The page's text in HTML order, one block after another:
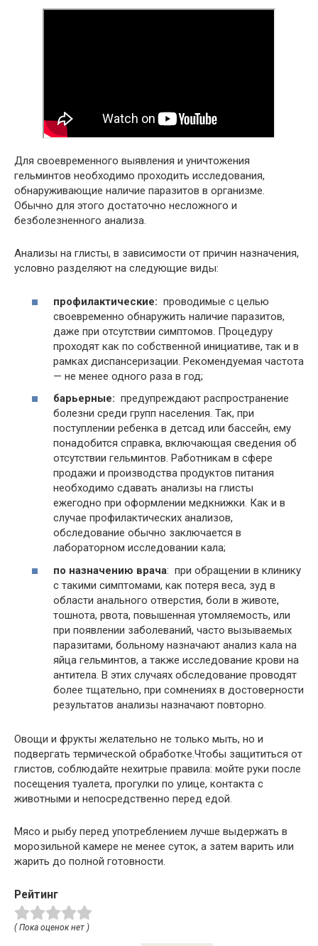
Для своевременного выявления и уничтожения
гельминтов необходимо проходить исследования,
обнаруживающие наличие паразитов в организме.
Обычно для этого достаточно несложного и
безболезненного анализа.
Анализы на глисты, в зависимости от причин назначения,
условно разделяют на следующие виды:
профилактические: проводимые с целью
своевременно обнаружить наличие паразитов,
даже при отсутствии симптомов. Процедуру
проходят как по собственной инициативе, так и в
рамках диспансеризации. Рекомендуемая частота
— не менее одного раза в год;
барьерные: предупреждают распространение
болезни среди групп населения. Так, при
поступлении ребенка в детсад или бассейн, ему
понадобится справка, включающая сведения об
отсутствии гельминтов. Работникам в сфере
продажи и производства продуктов питания
необходимо сдавать анализы на глисты
ежегодно при оформлении медкнижки. Как и в
случае профилактических анализов,
обследование обычно заключается в
лабораторном исследовании кала;
по назначению врача: при обращении в клинику
с такими симптомами, как потеря веса, зуд в
области анального отверстия, боли в животе,
тошнота, рвота, повышенная утомляемость, или
при появлении заболеваний, часто вызываемых
паразитами, больному назначают анализ кала на
яйца гельминтов, а также исследование крови на
антитела. В этих случаях обследование проводят
более тщательно, при сомнениях в достоверности
результатов анализы назначают повторно.
Овощи и фрукты желательно не только мыть, но и
подвергать термической обработке.Чтобы защититься от
глистов, соблюдайте нехитрые правила: мойте руки после
посещения туалета, прогулки по улице, контакта с
животными и непосредственно перед едой.
Мясо и рыбу перед употреблением лучше выдержать в
морозильной камере не менее суток, а затем варить или
жарить до полной готовности.
Рейтинг
( Пока оценок нет )